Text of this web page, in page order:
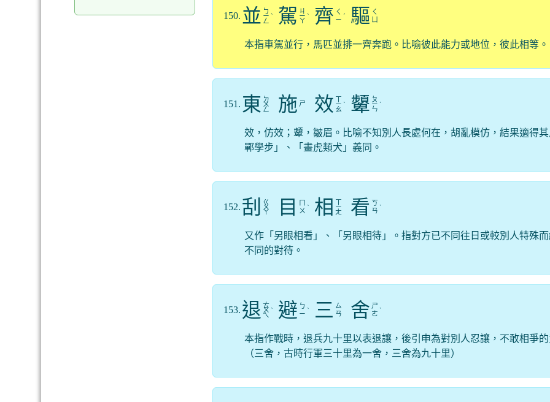
150. 並 ㄅ
ㄧ
ㄥ
ˋ 駕 ㄐ
ㄧ
ㄚ
ˋ 齊 ㄑ
ㄧ ˊ 驅 ㄑ
本指車駕並行，馬匹並排一齊奔跑。比喻彼此能力或地位，彼此相等。
151. 東 ㄉ
ㄨ
ㄥ 施 ㄕ 效 ㄒ
ㄧ
ㄠ
ˋ 顰 ㄆ
ㄧ
ㄣ
ˊ
效，仿效；顰，皺眉。比喻不知別人長處何在，胡亂模仿，結果適得
鄲學步」、「畫虎類犬」義同。
152. 刮 ㄍ
ㄨ
ㄚ 目
ㄇ
ㄨ ˋ 相 ㄒ
ㄧ
ㄤ 看 ㄎ
ㄢ ˋ
又作「另眼相看」、「另眼相待」。指對方已不同往日或較別人特殊
不同的對待。
153. 退 ㄊ
ㄨ
ㄟ
ˋ 避 ㄅ
ㄧ ˋ 三 ㄙ
ㄢ
舍 ㄕ
ㄜ ˋ
本指作戰時，退兵九十里以表退讓，後引申為對別人忍讓，不敢相爭
（三舍，古時行軍三十里為一舍，三舍為九十里）